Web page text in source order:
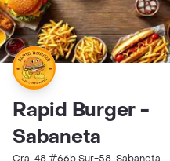
Rapid Burger -
Sabaneta